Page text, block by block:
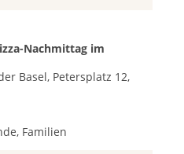
Nachmittag im
Basel, Petersplatz 12,
Familien